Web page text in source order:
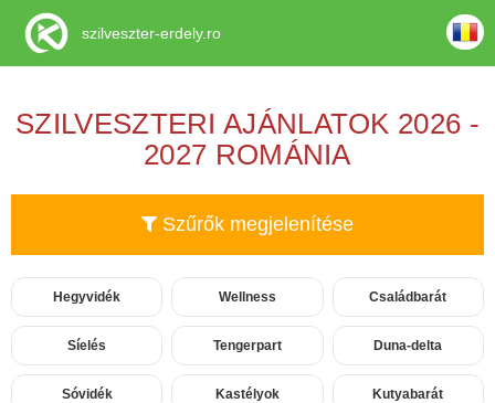
SZILVESZTERI AJÁNLATOK 2026 -
2027 ROMÁNIA
Szűrők megjelenítése
Hegyvidék Wellness Családbarát
Síelés Tengerpart Duna-delta
Sóvidék Kastélyok Kutyabarát
szilveszter-erdely.ro